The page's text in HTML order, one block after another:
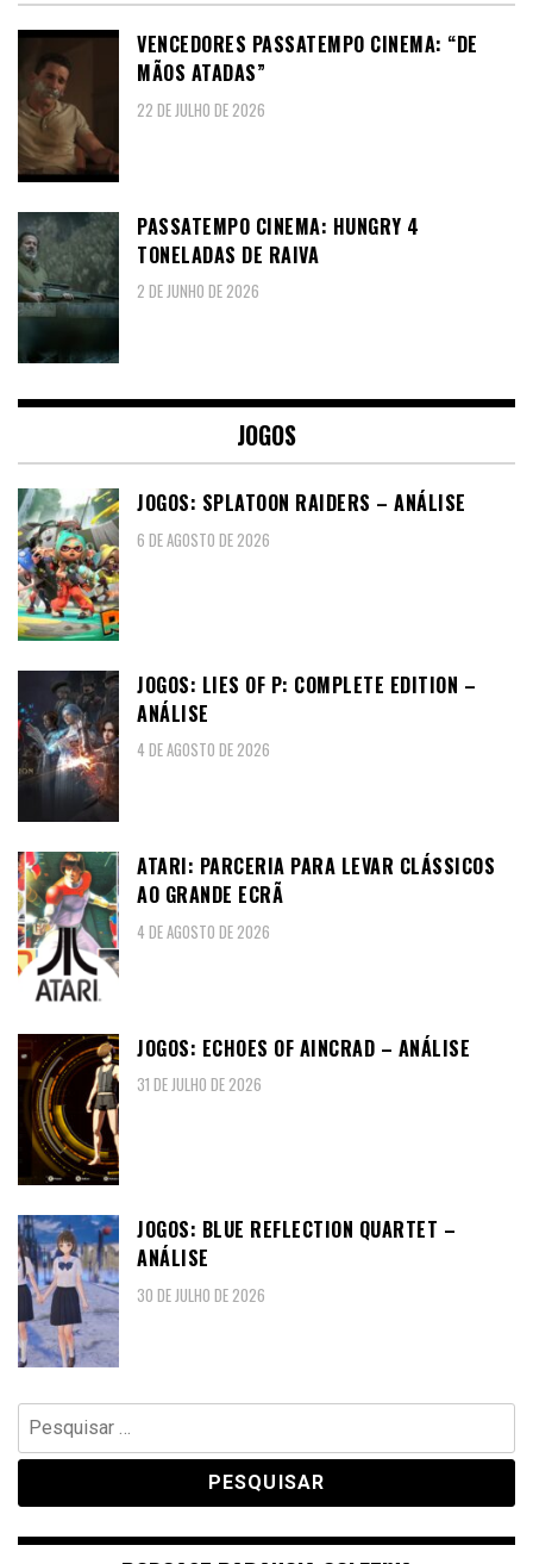
VENCEDORES PASSATEMPO CINEMA: “DE
MÃOS ATADAS”
22 DE JULHO DE 2026
PASSATEMPO CINEMA: HUNGRY 4
TONELADAS DE RAIVA
2 DE JUNHO DE 2026
JOGOS
JOGOS: SPLATOON RAIDERS – ANÁLISE
6 DE AGOSTO DE 2026
JOGOS: LIES OF P: COMPLETE EDITION –
ANÁLISE
4 DE AGOSTO DE 2026
ATARI: PARCERIA PARA LEVAR CLÁSSICOS
AO GRANDE ECRÃ
4 DE AGOSTO DE 2026
JOGOS: ECHOES OF AINCRAD – ANÁLISE
31 DE JULHO DE 2026
JOGOS: BLUE REFLECTION QUARTET –
ANÁLISE
30 DE JULHO DE 2026
Pesquisar
por: